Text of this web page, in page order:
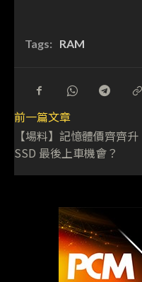
Tags: RAM
前一篇文章
【場料】記憶體價齊齊升
SSD 最後上車機會？